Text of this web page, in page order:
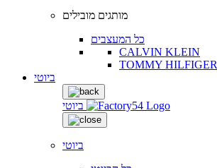
מותגים מובילים
כל המעצבים
CALVIN KLEIN
TOMMY HILFIGER
ביוטי
ביוטי
ביוטי